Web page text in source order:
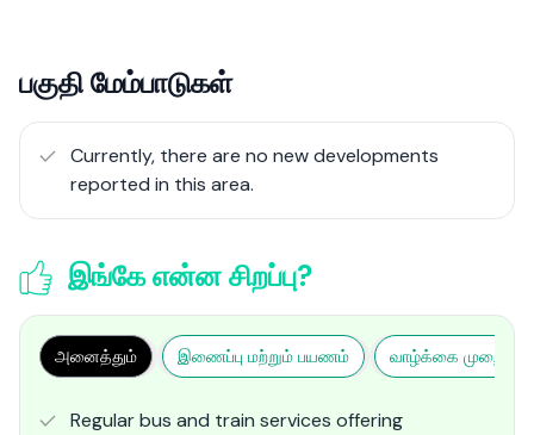
பகுதி மேம்பாடுகள்
Currently, there are no new developments
reported in this area.
இங்கே என்ன சிறப்பு?
அனைத்தும் இணைப்பு மற்றும் பயணம் வாழ்க்கை முறை
Regular bus and train services offering